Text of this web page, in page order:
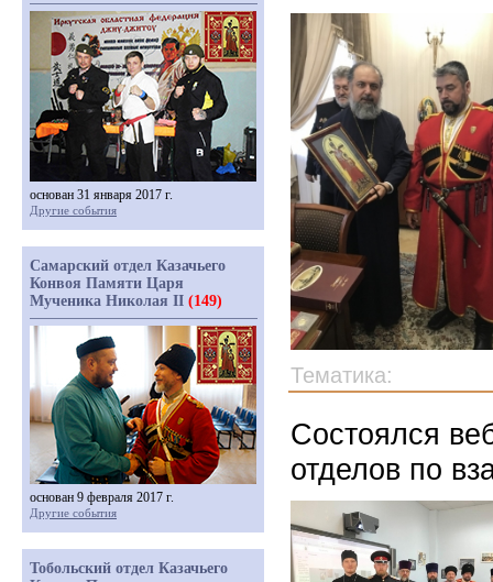
Тематика:
Состоялся
отделов по
основан 31 января 2017 г.
Другие события
Самарский отдел Казачьего
Конвоя Памяти Царя
Мученика Николая II (149)
основан 9 февраля 2017 г.
Другие события
Тобольский отдел Казачьего